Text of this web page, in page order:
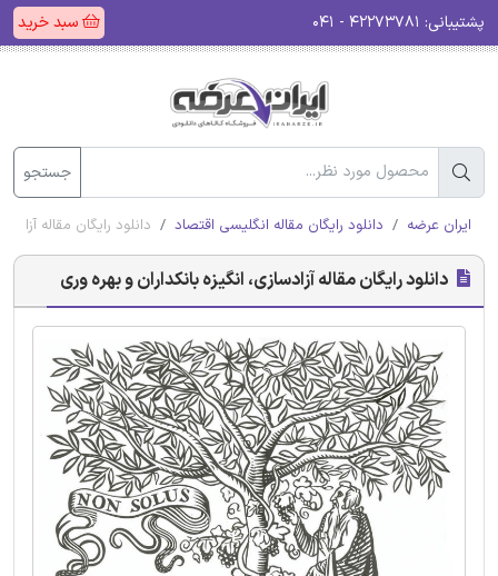
پشتیبانی: سبد خرید
جستجو
ایران عرضه دانلود رایگان مقاله انگلیسی اقتصاد دانلود رایگان مقاله
دانلود رایگان مقاله آزادسازی، انگیزه بانکداران و بهره وری